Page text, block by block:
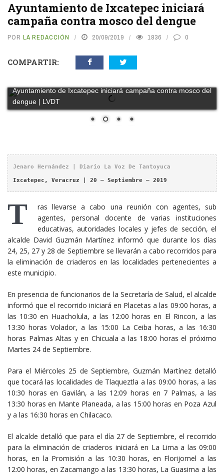
Ayuntamiento de Ixcatepec iniciará
campaña contra mosco del dengue
POR LA REDACCIÓN 20/09/2019 1836 0
COMPARTIR:
Ayuntamiento de Ixcatepec iniciará campaña contra mosco del
dengue | LVDT
Jenaro Hernández | Diario La Voz De Tantoyuca
Ixcatepec, Veracruz | 20 – Septiembre – 2019
T
ras llevarse a cabo una reunión con agentes, sub
agentes, personal docente de varias instituciones
educativas, autoridades locales y jefes de sección, el
alcalde David Guzmán Martínez informó que durante los días
24, 25, 27 y 28 de Septiembre se llevarán a cabo recorridos para
la eliminación de criaderos en las localidades pertenecientes a
este municipio.
En presencia de funcionarios de la Secretaría de Salud, el alcalde
informó que el recorrido iniciará en Placetas a las 09:00 horas, a
las 10:30 en Huacholula, a las 12:00 horas en El Rincon, a las
13:30 horas Volador, a las 15:00 La Ceiba horas, a las 16:30
horas Palmas Altas y en Chicuala a las 18:00 horas el próximo
Martes 24 de Septiembre.
Para el Miércoles 25 de Septiembre, Guzmán Martínez detalló
que tocará las localidades de Tlaqueztla a las 09:00 horas, a las
10:30 horas en Gavilán, a las 12:09 horas en 7 Palmas, a las
13:30 horas en Mante Planeada, a las 15:00 horas en Poza Azul
y a las 16:30 horas en Chilacaco.
El alcalde detalló que para el día 27 de Septiembre, el recorrido
para la eliminación de criaderos iniciará en La Lima a las 09:00
horas, en la Promisión a las 10:30 horas, en Florijomel a las
12:00 horas, en Zacamango a las 13:30 horas, La Guasima a las